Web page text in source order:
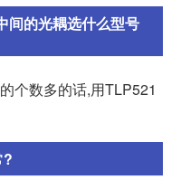
间的光耦选什么型号
个数多的话,用TLP521
?